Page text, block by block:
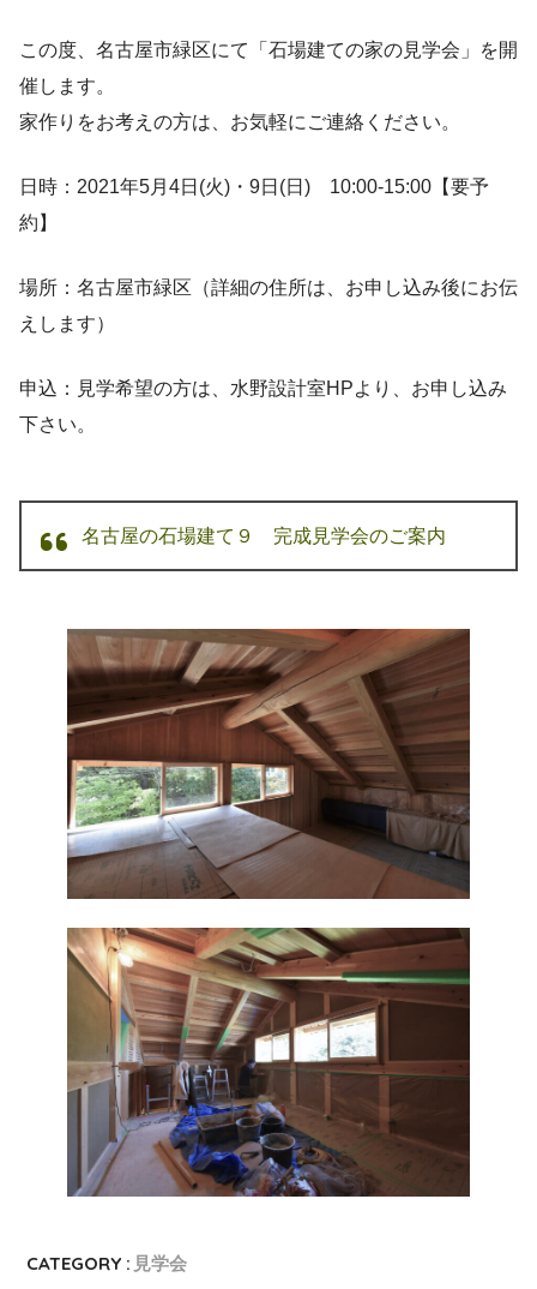
この度、名古屋市緑区にて「石場建ての家の見学会」を開
催します。
家作りをお考えの方は、お気軽にご連絡ください。
日時：2021年5月4日(火)・9日(日) 10:00-15:00【要予
約】
場所：名古屋市緑区（詳細の住所は、お申し込み後にお伝
えします）
申込：見学希望の方は、水野設計室HPより、お申し込み
下さい。
名古屋の石場建て９ 完成見学会のご案内
CATEGORY : 見学会